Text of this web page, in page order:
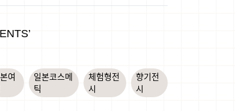
여
일본코스메
틱
체험형전
시
향기전
시